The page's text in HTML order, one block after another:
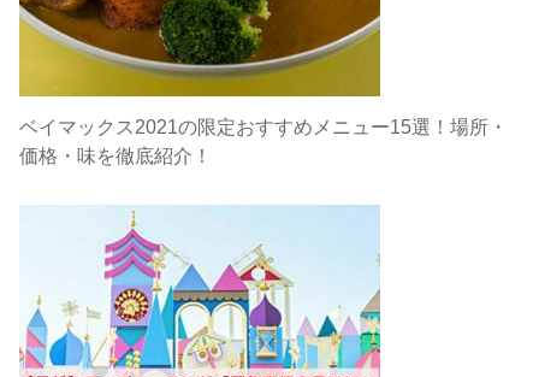
ベイマックス2021の限定おすすめメニュー15選！場所・
価格・味を徹底紹介！